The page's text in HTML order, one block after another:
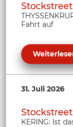
Fahrt auf
31. Juli 2026
KERING: Ist